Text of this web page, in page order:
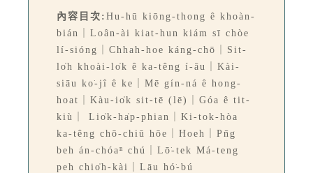
內容目次: Hu-hū kiōng-thong ê khoàn-
bián｜Loân-ài kiat-hun kiám sī chòe
lí-sióng｜Chhah-hoe káng-chō｜Sit-
lo̍h khoài-lo̍k ê ka-têng í-āu｜Kài-
siāu ko͘-jî ê ke｜Mē gín-ná ê hong-
hoat｜Kàu-io̍k sit-tē (lē)｜Góa ê tit-
kiù｜ Lio̍k-ha̍p-phian｜Ki-tok-hòa
ka-têng chō-chiū hōe｜Hoeh｜Pn̄g
beh án-chóaⁿ chú｜Lō͘-tek Má-teng
peh chio̍h-kài｜Lāu hó͘-bú